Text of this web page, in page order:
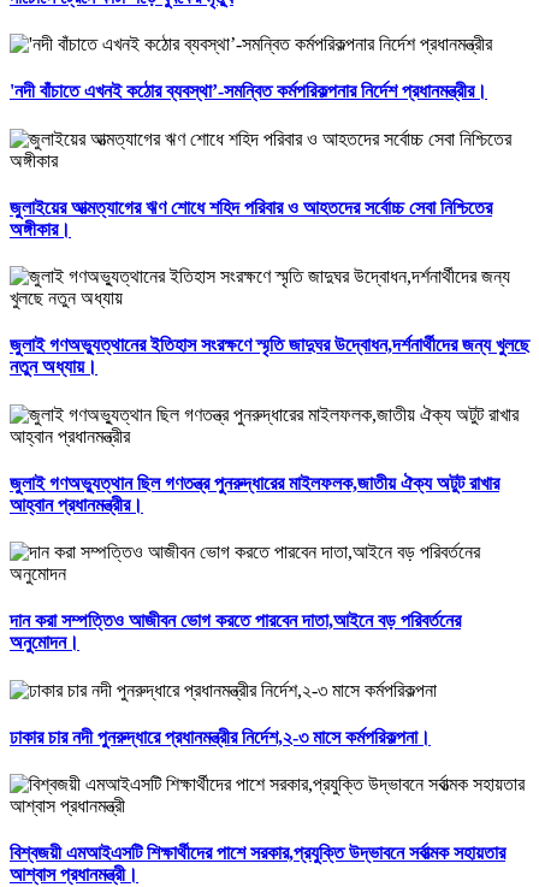
'নদী বাঁচাতে এখনই কঠোর ব্যবস্থা’-সমন্বিত কর্মপরিকল্পনার নির্দেশ প্রধানমন্ত্রীর।
জুলাইয়ের আত্মত্যাগের ঋণ শোধে শহিদ পরিবার ও আহতদের সর্বোচ্চ সেবা নিশ্চিতের
অঙ্গীকার।
জুলাই গণঅভ্যুত্থানের ইতিহাস সংরক্ষণে স্মৃতি জাদুঘর উদ্বোধন,দর্শনার্থীদের জন্য খুলছে
নতুন অধ্যায়।
জুলাই গণঅভ্যুত্থান ছিল গণতন্ত্র পুনরুদ্ধারের মাইলফলক,জাতীয় ঐক্য অটুট রাখার
আহ্বান প্রধানমন্ত্রীর।
দান করা সম্পত্তিও আজীবন ভোগ করতে পারবেন দাতা,আইনে বড় পরিবর্তনের
অনুমোদন।
ঢাকার চার নদী পুনরুদ্ধারে প্রধানমন্ত্রীর নির্দেশ,২-৩ মাসে কর্মপরিকল্পনা।
বিশ্বজয়ী এমআইএসটি শিক্ষার্থীদের পাশে সরকার,প্রযুক্তি উদ্ভাবনে সর্বাত্মক সহায়তার
আশ্বাস প্রধানমন্ত্রী।